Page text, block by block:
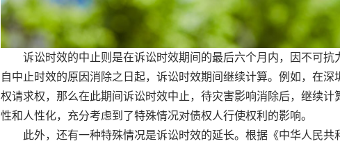
诉讼时效的中止则是在诉讼时效期间的最后六个月内，因不可抗
自中止时效的原因消除之日起，诉讼时效期间继续计算。例如，在
权请求权，那么在此期间诉讼时效中止，待灾害影响消除后，继续
性和人性化，充分考虑到了特殊情况对债权人行使权利的影响。
此外，还有一种特殊情况是诉讼时效的延长。根据《中华人民共